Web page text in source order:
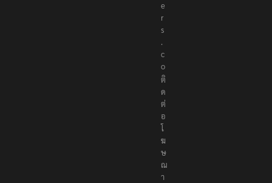
e
r
s
.
c
o
ติ
ด
ต่
อ
โ
ฆ
ษ
ณ
า